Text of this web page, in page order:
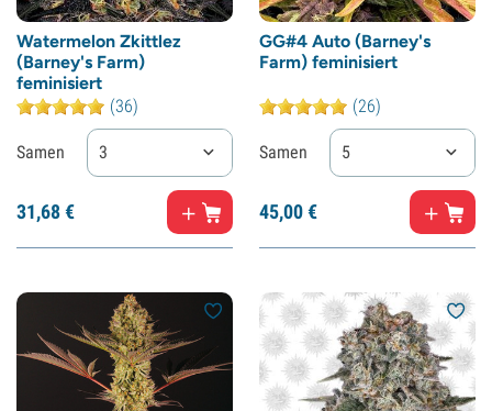
Watermelon Zkittlez
(Barney's Farm)
feminisiert
(36)
Samen 3
31,68€
GG#4 Auto (Barney's
Farm) feminisiert
(26)
Samen 5
45,00€